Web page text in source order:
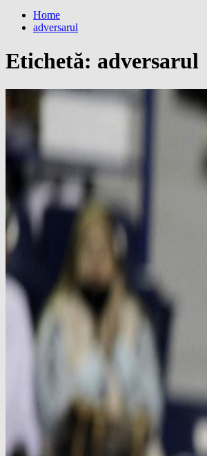
Home
adversarul
Etichetă: adversarul